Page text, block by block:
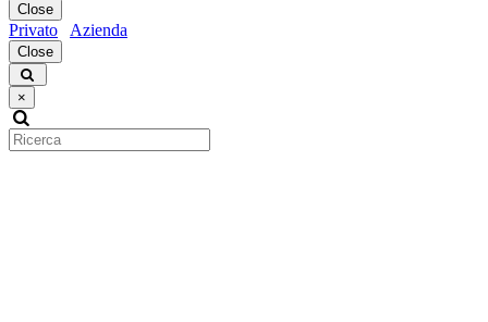
Close
Privato Azienda
Close
×